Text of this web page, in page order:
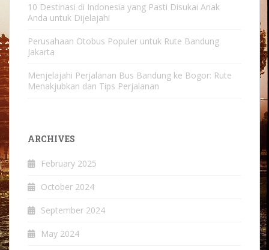
10 Destinasi di Indonesia yang Pasti Disukai Anak
Anda untuk Dijelajahi
Perusahaan Otobus Populer untuk Rute Bandung
Jakarta
Menjelajahi Perjalanan Bus Bandung ke Bogor: Rute
Menakjubkan dan Tips Perjalanan
ARCHIVES
February 2025
October 2024
September 2024
May 2024